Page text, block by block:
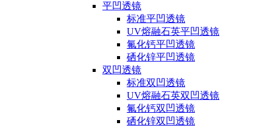
平凹透镜
标准平凹透镜
UV熔融石英平凹透镜
氟化钙平凹透镜
硒化锌平凹透镜
双凹透镜
标准双凹透镜
UV熔融石英双凹透镜
氟化钙双凹透镜
硒化锌双凹透镜